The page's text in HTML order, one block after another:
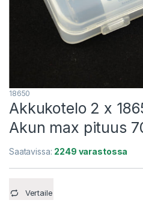
18650
Akkukotelo 2 x
Akun max pituus
Saatavissa: 2249 varastossa
Vertaile